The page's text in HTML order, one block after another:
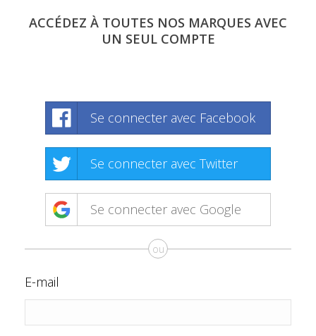
ACCÉDEZ À TOUTES NOS MARQUES AVEC
UN SEUL COMPTE
Se connecter avec Facebook
Se connecter avec Twitter
Se connecter avec Google
ou
E-mail